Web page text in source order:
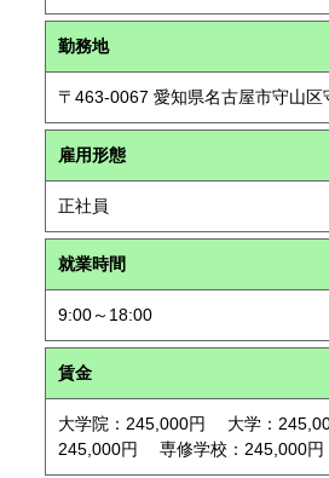
勤務地
〒463-0067 愛知県名古屋市守山
雇用形態
正社員
就業時間
9:00～18:00
賃金
大学院：245,000円 大学：
245,000円 専修学校：245,000円